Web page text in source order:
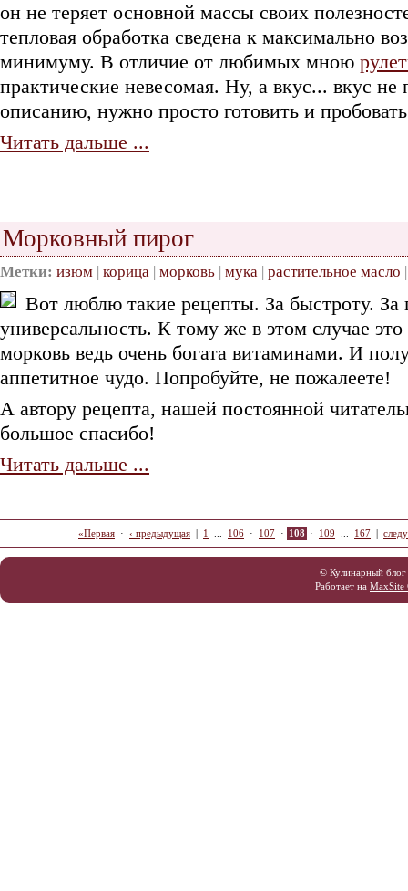
он не теряет основной массы своих
тепловая обработка сведена к максимально
минимуму. В отличие от любимых мною
практические невесомая. Ну, а вкус... вкус не
описанию, нужно просто готовить и
Читать дальше ...
Морковный пирог
Метки: изюм | корица | морковь | мука | растительное масло
Вот люблю такие рецепты. За быстроту. За
универсальность. К тому же в этом случае
морковь ведь очень богата витаминами. И
аппетитное чудо. Попробуйте, не пожалеете!
А автору рецепта, нашей постоянной
большое спасибо!
Читать дальше ...
«Первая · ‹ предыдущая 1 106 · 107 · 108 · 109 167
© Кулинарный
Работает на MaxSite